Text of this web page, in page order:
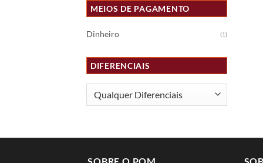
MEIOS DE PAGAMENTO
Dinheiro (1)
DIFERENCIAIS